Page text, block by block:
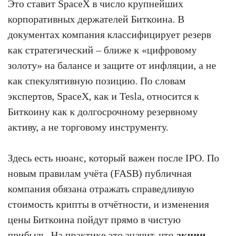
Это ставит SpaceX в число крупнейших
корпоративных держателей Биткоина. В
документах компания классифицирует резерв
как стратегический – ближе к «цифровому
золоту» на балансе и защите от инфляции, а не
как спекулятивную позицию. По словам
экспертов, SpaceX, как и Tesla, относится к
Биткоину как к долгосрочному резервному
активу, а не торговому инструменту.
Здесь есть нюанс, который важен после IPO. По
новым правилам учёта (FASB) публичная
компания обязана отражать справедливую
стоимость крипты в отчётности, и изменения
цены Биткоина пойдут прямо в чистую